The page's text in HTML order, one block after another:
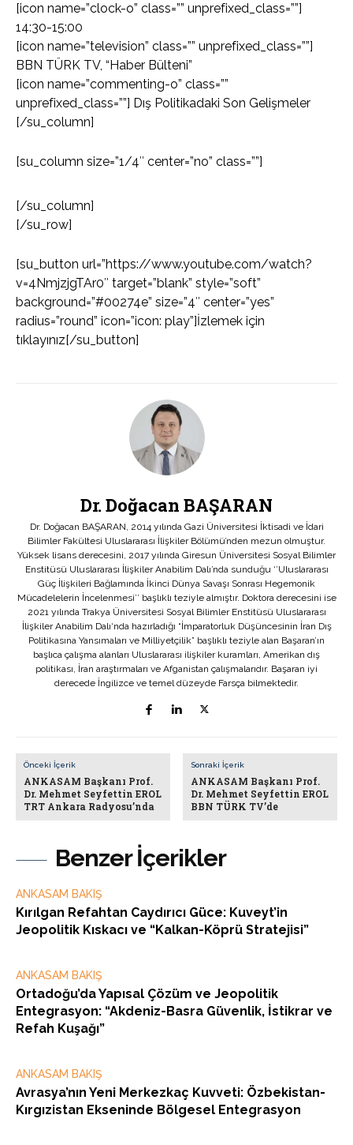
Benzer İçerikler
ANKASAM BAKIŞ
Kırılgan Refahtan Caydırıcı Güce: Kuveyt’in
Jeopolitik Kıskacı ve “Kalkan-Köprü Stratejisi”
ANKASAM BAKIŞ
Ortadoğu’da Yapısal Çözüm ve Jeopolitik
Entegrasyon: “Akdeniz-Basra Güvenlik, İstikrar ve
Refah Kuşağı”
ANKASAM BAKIŞ
Avrasya’nın Yeni Merkezkaç Kuvveti: Özbekistan-
Kırgızistan Ekseninde Bölgesel Entegrasyon
[icon name=”clock-o” class=”” unprefixed_class=””]
14:30-15:00
[icon name=”television” class=”” unprefixed_class=””]
BBN TÜRK TV, “Haber Bülteni”
[icon name=”commenting-o” class=””
unprefixed_class=””] Dış Politikadaki Son Gelişmeler
[/su_column]
[su_column size=”1/4″ center=”no” class=””]
[/su_column]
[/su_row]
[su_button url=”https://www.youtube.com/watch?
v=4NmjzjgTAr0″ target=”blank” style=”soft”
background=”#00274e” size=”4″ center=”yes”
radius=”round” icon=”icon: play”]İzlemek için
tıklayınız[/su_button]
Dr. Doğacan BAŞARAN
Dr. Doğacan BAŞARAN, 2014 yılında Gazi Üniversitesi İktisadi ve İdari
Bilimler Fakültesi Uluslararası İlişkiler Bölümü’nden mezun olmuştur.
Yüksek lisans derecesini, 2017 yılında Giresun Üniversitesi Sosyal Bilimler
Enstitüsü Uluslararası İlişkiler Anabilim Dalı’nda sunduğu ‘’Uluslararası
Güç İlişkileri Bağlamında İkinci Dünya Savaşı Sonrası Hegemonik
Mücadelelerin İncelenmesi’’ başlıklı teziyle almıştır. Doktora derecesini ise
2021 yılında Trakya Üniversitesi Sosyal Bilimler Enstitüsü Uluslararası
İlişkiler Anabilim Dalı‘nda hazırladığı “İmparatorluk Düşüncesinin İran Dış
Politikasına Yansımaları ve Milliyetçilik” başlıklı teziyle alan Başaran’ın
başlıca çalışma alanları Uluslararası ilişkiler kuramları, Amerikan dış
politikası, İran araştırmaları ve Afganistan çalışmalarıdır. Başaran iyi
derecede İngilizce ve temel düzeyde Farsça bilmektedir.
Önceki İçerik
ANKASAM Başkanı Prof.
Dr. Mehmet Seyfettin EROL
TRT Ankara Radyosu’nda
Sonraki İçerik
ANKASAM Başkanı Prof.
Dr. Mehmet Seyfettin EROL
BBN TÜRK TV’de